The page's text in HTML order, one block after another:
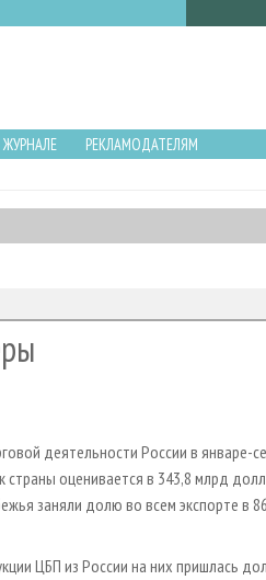
РЕКЛАМОДАТЕЛЯМ
деятельности России в январе-
оценивается в 343,8 млрд
заняли долю во всем экспорте в
ЦБП из России на них пришлась